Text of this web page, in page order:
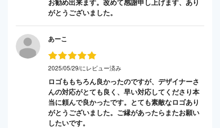
がとうございました。
あーこ
2025/05/29/にレビュー済み
ロゴももちろん良かったのですが、デザイナーさ
んの対応がとても良く、早い対応してくださり本
当に頼んで良かったです。とても素敵なロゴあり
がとうございました。ご縁があったらまたお願い
したいです。